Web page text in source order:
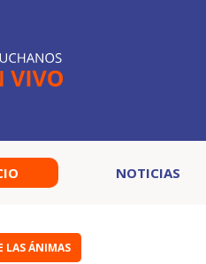
NOTICIAS
LAS ÁNIMAS